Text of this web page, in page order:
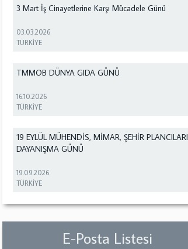
3 Mart İş Cinayetlerine Karşı Mücadele Günü
03.03.2026
TÜRKİYE
TMMOB DÜNYA GIDA GÜNÜ
16.10.2026
TÜRKİYE
19 EYLÜL MÜHENDİS, MİMAR, ŞEHİR PLANCILARI
DAYANIŞMA GÜNÜ
19.09.2026
TÜRKİYE
E-Posta Listesi